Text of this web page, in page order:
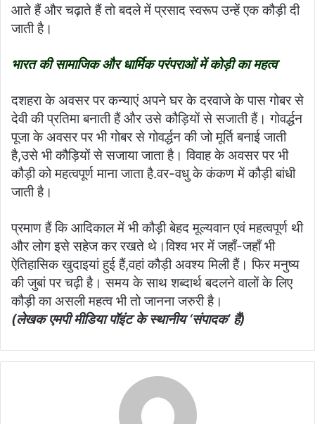
आते हैं‌ और चढ़ाते हैं तो बदले में प्रसाद स्वरूप उन्हें एक कौड़ी दी
जाती है।
भारत की सामाजिक और धार्मिक परंपराओं में कोड़ी का महत्व
दशहरा के अवसर पर कन्याएं अपने घर के दरवाजे के पास गोबर से
देवी की प्रतिमा बनाती हैं और उसे कौड़ियों से सजाती हैं। गोवर्द्धन
पूजा के अवसर पर भी गोबर से गोवर्द्धन की जो मूर्ति बनाई जाती
है,उसे भी कौड़ियों से सजाया जाता है। विवाह के अवसर पर भी
कौड़ी को महत्वपूर्ण माना जाता है.वर-वधु के कंकण में कौड़ी बांधी
जाती है।
प्रमाण हैं कि आदिकाल में भी कौड़ी बेहद मूल्यवान एवं महत्वपूर्ण थी
और लोग इसे सहेज कर रखते थे।विश्व भर में जहाँ-जहाँ भी
ऐतिहासिक खुदाइयां हुई हैं,वहां कौड़ी अवश्य मिली हैं। फिर मनुष्य
की जुबां पर चढ़ी है। समय के साथ शब्दार्थ बदलने वालों के लिए
कौड़ी का असली महत्व भी तो जानना जरुरी है।
(लेखक एमपी मीडिया पॉइंट के स्थानीय ‘संपादक’ हैं)